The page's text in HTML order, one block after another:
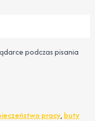
podczas pisania
pracy, buty